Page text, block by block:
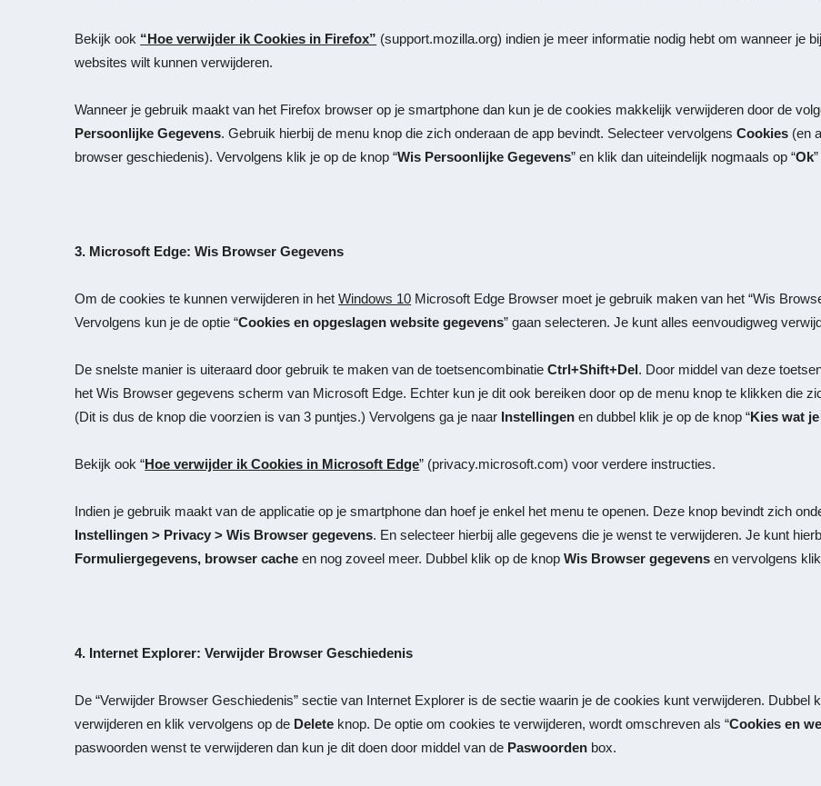
Bekijk ook “Hoe verwijder ik Cookies in Firefox” (support.mozilla.org) indien je meer informatie nodig hebt om wanneer je
websites wilt kunnen verwijderen.
Wanneer je gebruik maakt van het Firefox browser op je smartphone dan kun je de cookies makkelijk verwijderen door de
Persoonlijke Gegevens. Gebruik hierbij de menu knop die zich onderaan de app bevindt. Selecteer vervolgensCookies (en
browser geschiedenis). Vervolgens klik je op de knop “Wis Persoonlijke Gegevens” en klik dan uiteindelijk nogmaals op “Ok
3. Microsoft Edge: Wis Browser Gegevens
Om de cookies te kunnen verwijderen in hetWindows 10 Microsoft Edge Browser moet je gebruik maken van het “Wis
Vervolgens kun je de optie “Cookies en opgeslagen website gegevens” gaan selecteren. Je kunt alles eenvoudigweg
De snelste manier is uiteraard door gebruik te maken van de toetsencombinatieCtrl+Shift+Del. Door middel van deze
hetWis Browser gegevens scherm van Microsoft Edge. Echter kun je dit ook bereiken door op de menu knop te klikken die
(Dit is dus de knop die voorzien is van 3 puntjes.) Vervolgens ga je naar Instellingen en dubbel klik je op de knop “Kies wat
Bekijk ook “Hoe verwijder ik Cookies in Microsoft Edge” (privacy.microsoft.com) voor verdere instructies.
Indien je gebruik maakt van de applicatie op je smartphone dan hoef je enkel het menu te openen. Deze knop bevindt zich
Instellingen > Privacy > Wis Browser gegevens. En selecteer hierbij alle gegevens die je wenst te verwijderen. Je kunt
Formuliergegevens, browser cache en nog zoveel meer. Dubbel klik op de knopWis Browser gegevens en vervolgens
4. Internet Explorer: Verwijder Browser Geschiedenis
De “Verwijder Browser Geschiedenis” sectie van Internet Explorer is de sectie waarin je de cookies kunt verwijderen. Dubbel
verwijderen en klik vervolgens op de Delete knop. De optie om cookies te verwijderen, wordt omschreven als “Cookies en
paswoorden wenst te verwijderen dan kun je dit doen door middel van de Paswoorden box.